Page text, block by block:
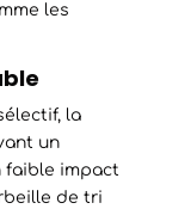
les
la
un
faible impact
de tri